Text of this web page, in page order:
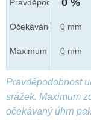
Pravděpod.
Očekáváno
Maximum
0 %
0 mm
0 mm
Pravděpodobnost
srážek. Maximum
očekávaný úhrn